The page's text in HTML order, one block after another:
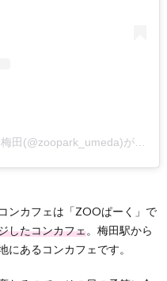
Cafe&Bar ZOOぱーく コンカフェ梅田(@zoopark_umeda)がシェアした投稿
ンカフェは「ZOOぱーく」で
したコンカフェ。梅田駅から
にあるコンカフェです。